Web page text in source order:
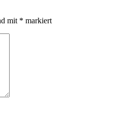
mit * markiert